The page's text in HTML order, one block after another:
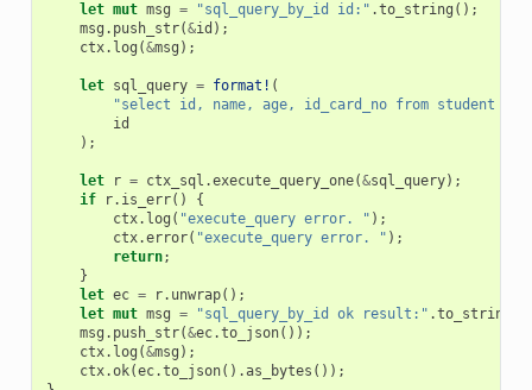
let mut msg = "sql_query_by_id id:" .to_string ();
msg . push_str(&id );
ctx. log (&msg );
let sql_query = format! (
"select id, name, age, id_card_no from student
id
);
let r = ctx_sql .execute_query_one(&sql_query);
if
r. is_err()
{
ctx. log ( "execute_query error. " );
ctx.error( "execute_query error. " );
return;
}
let ec = r. unwrap();
let mut msg = "sql_query_by_id ok result:" .to_string
msg . push_str(&ec.to_json());
ctx. log (&msg );
ctx.ok(ec.to_json().as_bytes ());